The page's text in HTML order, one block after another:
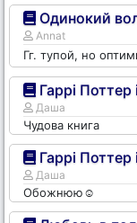
Одинокий
Annat
Гг. тупой, но
Гаррі Поттер
Даша
Чудова книга
Гаррі Поттер
Даша
Обожнюю☺️